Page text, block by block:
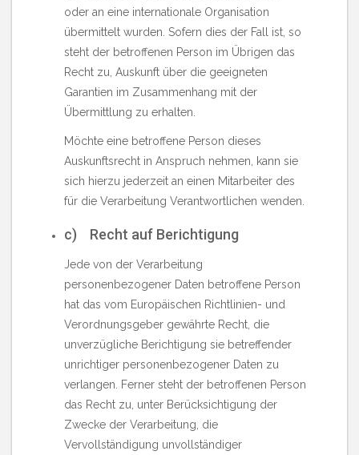
oder an eine internationale Organisation
übermittelt wurden. Sofern dies der Fall ist, so
steht der betroffenen Person im Übrigen das
Recht zu, Auskunft über die geeigneten
Garantien im Zusammenhang mit der
Übermittlung zu erhalten.
Möchte eine betroffene Person dieses
Auskunftsrecht in Anspruch nehmen, kann sie
sich hierzu jederzeit an einen Mitarbeiter des
für die Verarbeitung Verantwortlichen wenden.
c) Recht auf Berichtigung
Jede von der Verarbeitung
personenbezogener Daten betroffene Person
hat das vom Europäischen Richtlinien- und
Verordnungsgeber gewährte Recht, die
unverzügliche Berichtigung sie betreffender
unrichtiger personenbezogener Daten zu
verlangen. Ferner steht der betroffenen Person
das Recht zu, unter Berücksichtigung der
Zwecke der Verarbeitung, die
Vervollständigung unvollständiger